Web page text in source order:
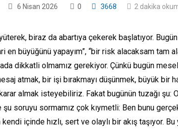
6 Nisan 2026 0 3668 2 dakika
biraz da abartıya çekerek başlatıyor.
en büyüğünü yapayım”, “bir risk alacaksam
dikkatli olmamız gerekiyor. Çünkü bugün
atmak, bir işi bırakmayı düşünmek, büyük bir
almak isteyebiliriz. Fakat bugünün tuzağı şu:
soruyu sormamız çok kıymetli: Ben bunu
içinde hızlı, sert ve olaylı bir akış taşıyor.